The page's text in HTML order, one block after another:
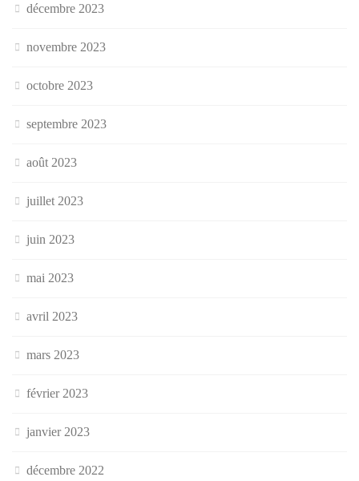
décembre 2023
novembre 2023
octobre 2023
septembre 2023
août 2023
juillet 2023
juin 2023
mai 2023
avril 2023
mars 2023
février 2023
janvier 2023
décembre 2022